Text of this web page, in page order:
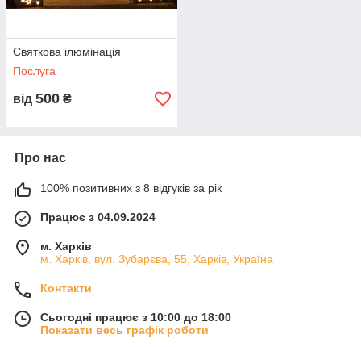
Святкова ілюмінація
Послуга
від 500 ₴
Про нас
100% позитивних з 8 відгуків за рік
Працює з 04.09.2024
м. Харків
м. Харків, вул. Зубарєва, 55, Харків, Україна
Контакти
Сьогодні працює з 10:00 до 18:00
Показати весь графік роботи